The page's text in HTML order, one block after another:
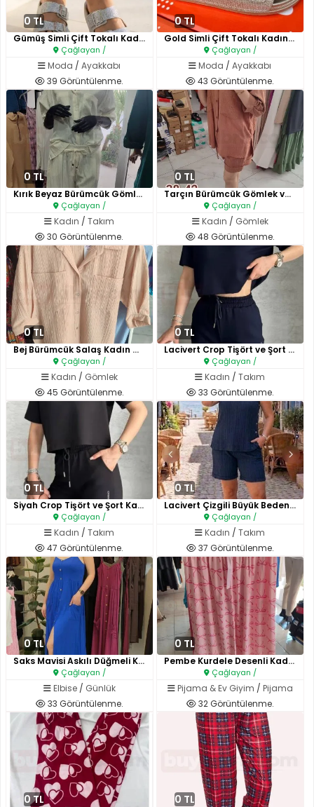
0 TL
Gümüş Simli Çift Tokalı Kadın ..
Çağlayan /
Moda /Ayakkabı
39 Görüntülenme.
0 TL
Gold Simli Çift Tokalı Kadın T..
Çağlayan /
Moda /Ayakkabı
43 Görüntülenme.
0 TL
Kırık Beyaz Bürümcük Gömlek ve..
Çağlayan /
Kadın /Takım
30 Görüntülenme.
0 TL
Tarçın Bürümcük Gömlek ve Şort..
Çağlayan /
Kadın / Gömlek
48 Görüntülenme.
0 TL
Bej Bürümcük Salaş Kadın Gömle..
Çağlayan /
Kadın / Gömlek
45 Görüntülenme.
0 TL
Lacivert Crop Tişört ve Şort K..
Çağlayan /
Kadın /Takım
33 Görüntülenme.
0 TL
Siyah Crop Tişört ve Şort Kadı..
Çağlayan /
Kadın /Takım
47 Görüntülenme.
0 TL
Lacivert Çizgili Büyük Beden Ş..
Çağlayan /
Kadın /Takım
37 Görüntülenme.
0 TL
Saks Mavisi Askılı Düğmeli Kad..
Çağlayan /
Elbise/ Günlük
33 Görüntülenme.
0 TL
Pembe Kurdele Desenli Kadın Pi..
Çağlayan /
Pijama & Ev Giyim / Pijama
32 Görüntülenme.
0 TL 0 TL